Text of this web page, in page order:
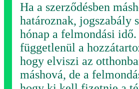
Ha a szerződésben
határoznak, jogszabály
hónap a felmondási
függetlenül a
hogy elviszi az
máshová, de a